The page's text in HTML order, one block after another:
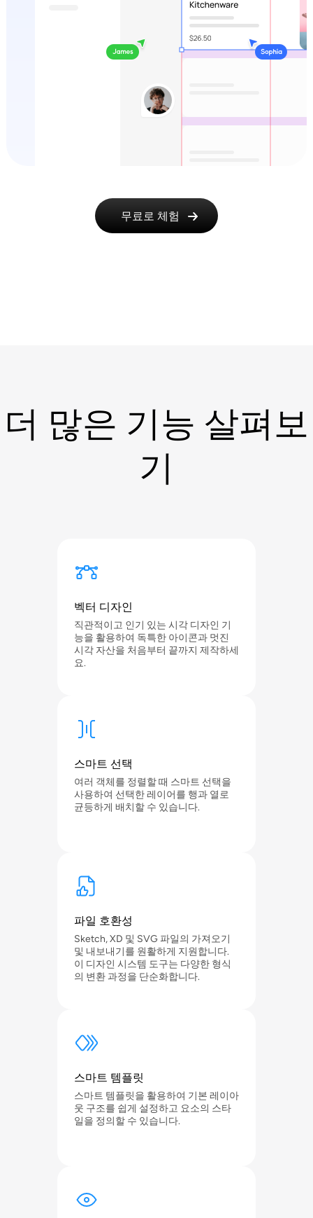
무료로 체험
더 많은 기능 살펴보
기
벡터 디자인
직관적이고 인기 있는 시각 디자인 기
능을 활용하여 독특한 아이콘과 멋진
시각 자산을 처음부터 끝까지 제작하세
요.
스마트 선택
여러 객체를 정렬할 때 스마트 선택을
사용하여 선택한 레이어를 행과 열로
균등하게 배치할 수 있습니다.
파일 호환성
Sketch, XD 및 SVG 파일의 가져오기
및 내보내기를 원활하게 지원합니다.
이 디자인 시스템 도구는 다양한 형식
의 변환 과정을 단순화합니다.
스마트 템플릿
스마트 템플릿을 활용하여 기본 레이아
웃 구조를 쉽게 설정하고 요소의 스타
일을 정의할 수 있습니다.